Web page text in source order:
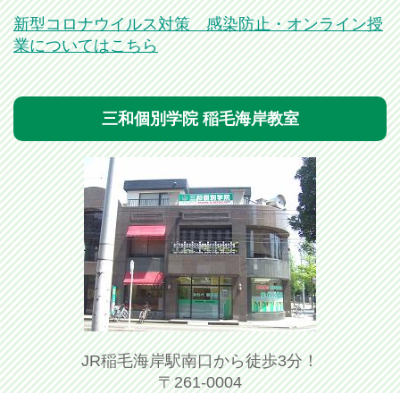
新型コロナウイルス対策 感染防止・オンライン授
業についてはこちら
三和個別学院 稲毛海岸教室
JR稲毛海岸駅南口から徒歩3分！
〒261-0004